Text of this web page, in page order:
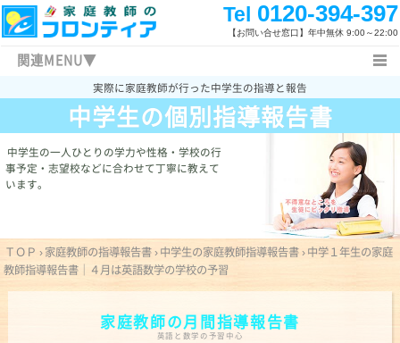
Tel 0120-394-397
【お問い合せ窓口】 年中無休 9:00～22:00
関連MENU▼
ＴＯＰ 指導報告書TOP
中学生の報告書
中学生コース
高校入試新着情報
家庭教師日記
特長と概要
指導内容
指導体制
指導地域
料金表
キャンペーン情報
よくあるご質問
お問い合わせ一覧
新着情報
福岡県の高校入試
勉強方法
学校一覧
実際に家庭教師が行った中学生の指導と報告
中学生の個別指導報告書
中学生の一人ひとりの学力や性格・学校の行
事予定・志望校などに合わせて丁寧に教えて
います。
ＴＯＰ ›家庭教師の指導報告書›中学生の家庭教師指導報告書›中学１年生の家庭
教師指導報告書｜４月は英語数学の学校の予習
家庭教師の月間指導報告書
英語と数学の予習中心